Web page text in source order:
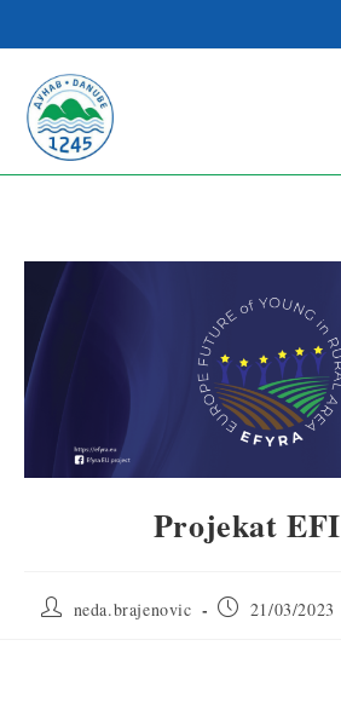
Projekat
neda.brajenovic 21/03/2023